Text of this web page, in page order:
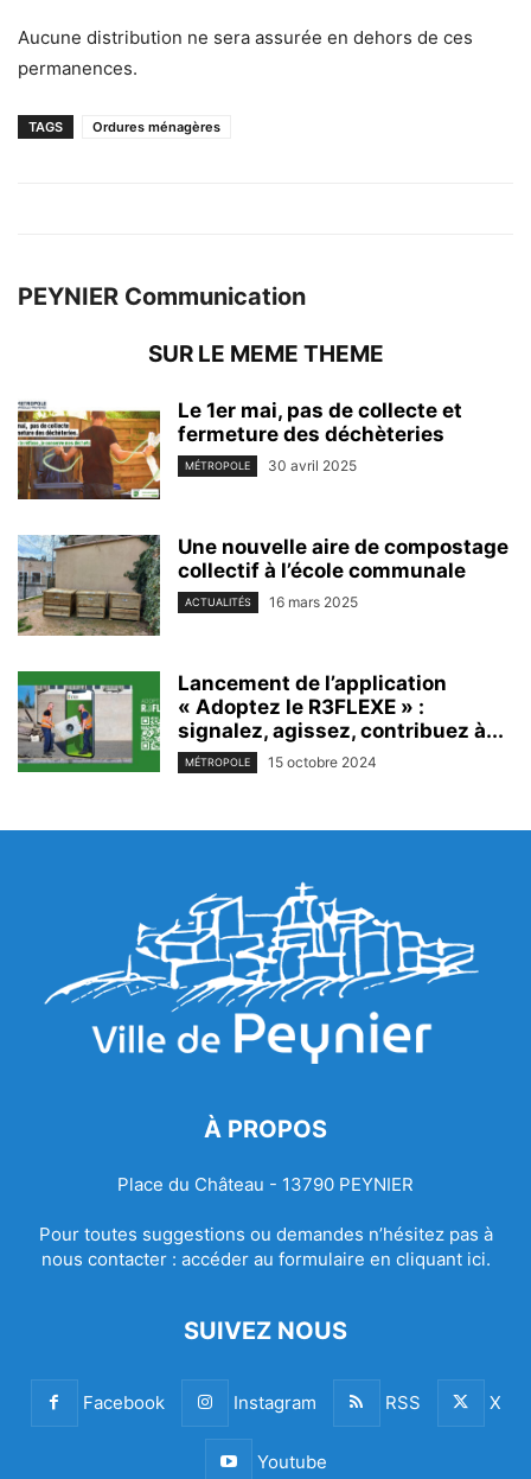
Aucune distribution ne sera assurée en dehors de ces
permanences.
TAGS Ordures ménagères
PEYNIER Communication
SUR LE MEME THEME
Le 1er mai, pas de collecte et
fermeture des déchèteries
MÉTROPOLE 30 avril 2025
Une nouvelle aire de compostage
collectif à l’école communale
ACTUALITÉS 16 mars 2025
Lancement de l’application
« Adoptez le R3FLEXE » :
signalez, agissez, contribuez à...
MÉTROPOLE 15 octobre 2024
À PROPOS
Place du Château - 13790 PEYNIER
Pour toutes suggestions ou demandes n’hésitez pas à
nous contacter : accéder au formulaire en cliquant ici.
SUIVEZ NOUS
Facebook Instagram RSS X
Youtube